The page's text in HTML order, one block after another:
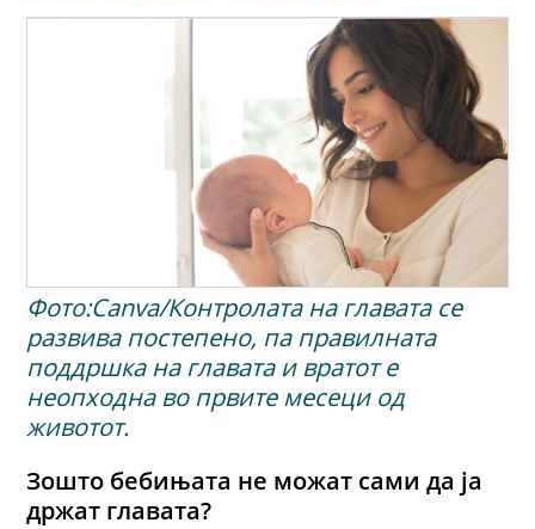
Фото:Canva/Контролата на главата се
развива постепено, па правилната
поддршка на главата и вратот е
неопходна во првите месеци од
животот.
Зошто бебињата не можат сами да ја
држат главата?